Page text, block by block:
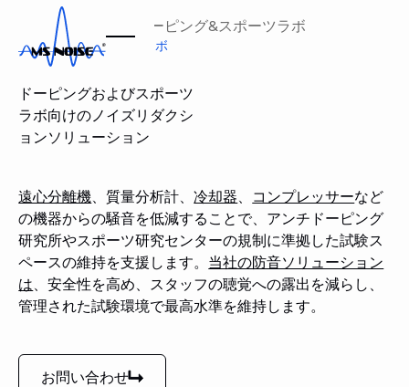
ホーム ドーピング&スポーツラボ
ドーピング&スポーツラボ
ドーピングおよびスポーツ
ラボ向けのノイズリダクシ
ョンソリューション
遠心分離機 、質量分析計、冷却器 コンプレッサーなど
の機器からの騒音を低減することで、アンチドーピング
研究所やスポーツ研究センターの規制に準拠した試験ス
ペースの維持を支援します。 当社の防音ソリューション
は 、安全性を高め、スタッフの聴覚への露出を減らし、
管理された試験環境で最高水準を維持します。
お問い合わせ
お問い合わせ